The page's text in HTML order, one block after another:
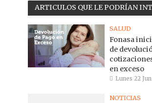
ARTICULOS QUE LE PODRÍAN
SALUD
Fonasa
de
en exceso
Lunes 22
NOTICIAS